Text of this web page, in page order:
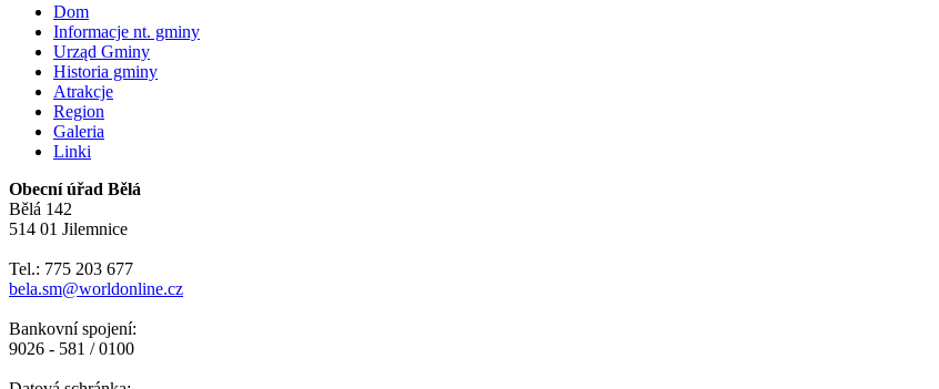
Dom
Informacje nt. gminy
Urząd Gminy
Historia gminy
Atrakcje
Region
Galeria
Linki
Obecní úřad Bělá
Bělá 142
514 01 Jilemnice
Tel.: 775 203 677
bela.sm@worldonline.cz
Bankovní spojení:
9026 - 581 / 0100